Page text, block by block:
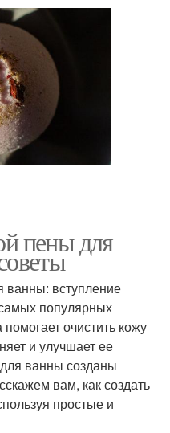
пены для
ванны: вступление
популярных
очистить кожу
и улучшает ее
ванны созданы
вам, как создать
простые и